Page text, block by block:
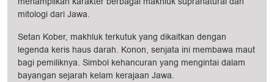
mitologi dari Jawa.
Setan Kober, makhluk terkutuk yang dikaitkan dengan
legenda keris haus darah. Konon, senjata ini membawa maut
bagi pemiliknya. Simbol kehancuran yang mengintai dalam
bayangan sejarah kelam kerajaan Jawa.